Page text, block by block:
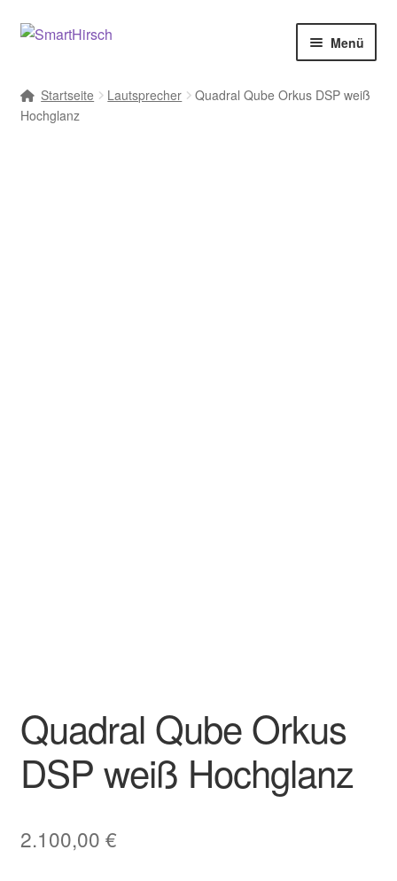
Menü
Startseite Lautsprecher
Quadral Qube Orkus DSP weiß
Hochglanz
Quadral Qube Orkus
DSP weiß Hochglanz
2.100,00 €